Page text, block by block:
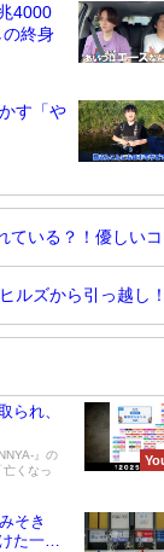
4000
終身
す「や
ている？！優しい
ルズから引っ越し
られ、
』の
くなっ
そき
た一杯